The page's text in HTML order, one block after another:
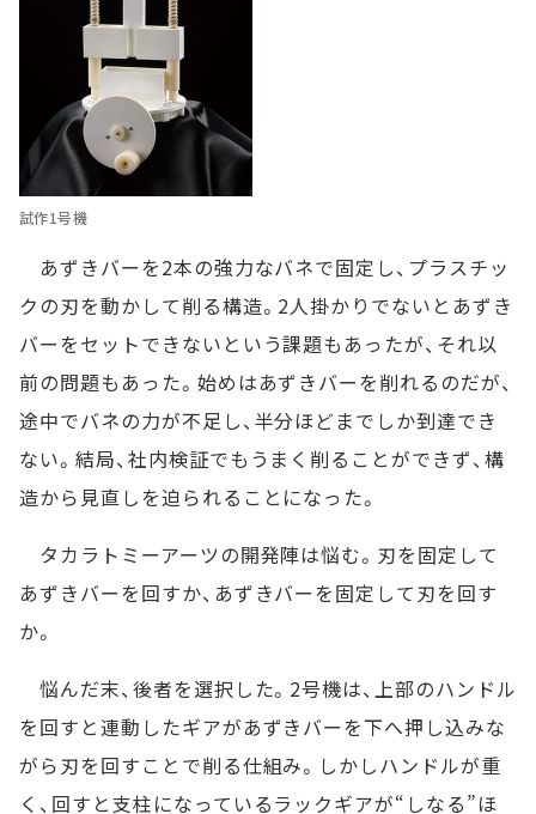
試作1号機
あずきバーを2本の強力なバネで固定し、プラスチッ
クの刃を動かして削る構造。2人掛かりでないとあずき
バーをセットできないという課題もあったが、それ以
前の問題もあった。始めはあずきバーを削れるのだが、
途中でバネの力が不足し、半分ほどまでしか到達でき
ない。結局、社内検証でもうまく削ることができず、構
造から見直しを迫られることになった。
タカラトミーアーツの開発陣は悩む。刃を固定して
あずきバーを回すか、あずきバーを固定して刃を回す
か。
悩んだ末、後者を選択した。2号機は、上部のハンドル
を回すと連動したギアがあずきバーを下へ押し込みな
がら刃を回すことで削る仕組み。しかしハンドルが重
く、回すと支柱になっているラックギアが“しなる”ほ